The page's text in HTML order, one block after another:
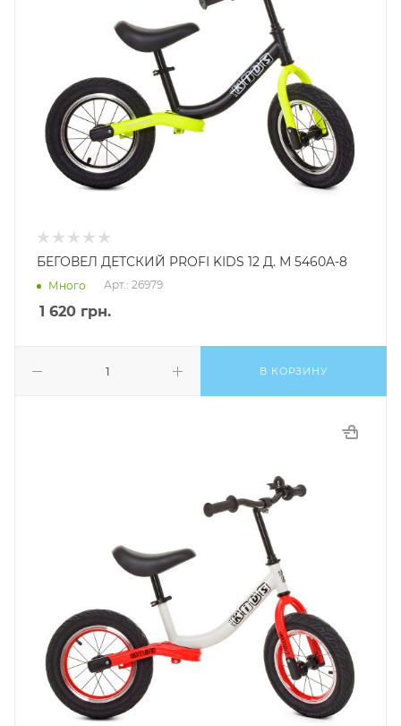
БЕГОВЕЛ ДЕТСКИЙ PROFI KIDS 12 Д. М 5460A-8
Много Арт.: 26979
1 620 грн.
В КОРЗИНУ